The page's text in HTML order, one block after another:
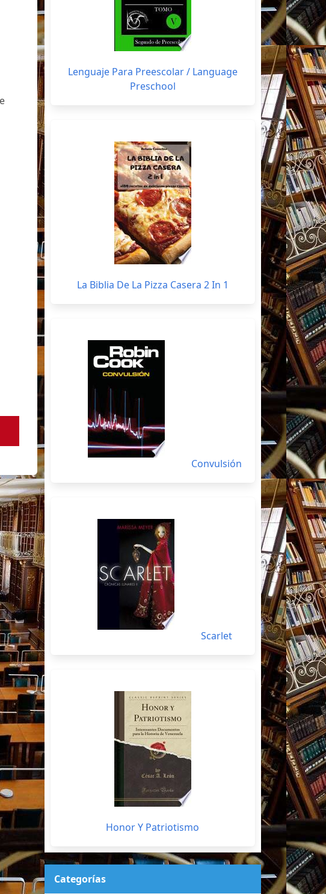
Lenguaje Para Preescolar / Language
Preschool
La Biblia De La Pizza Casera 2 In 1
Convulsión
Scarlet
Honor Y Patriotismo
Categorías